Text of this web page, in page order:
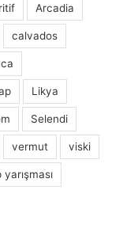
Arcadia
calvados
Likya
Selendi
vermut viski
yarışması